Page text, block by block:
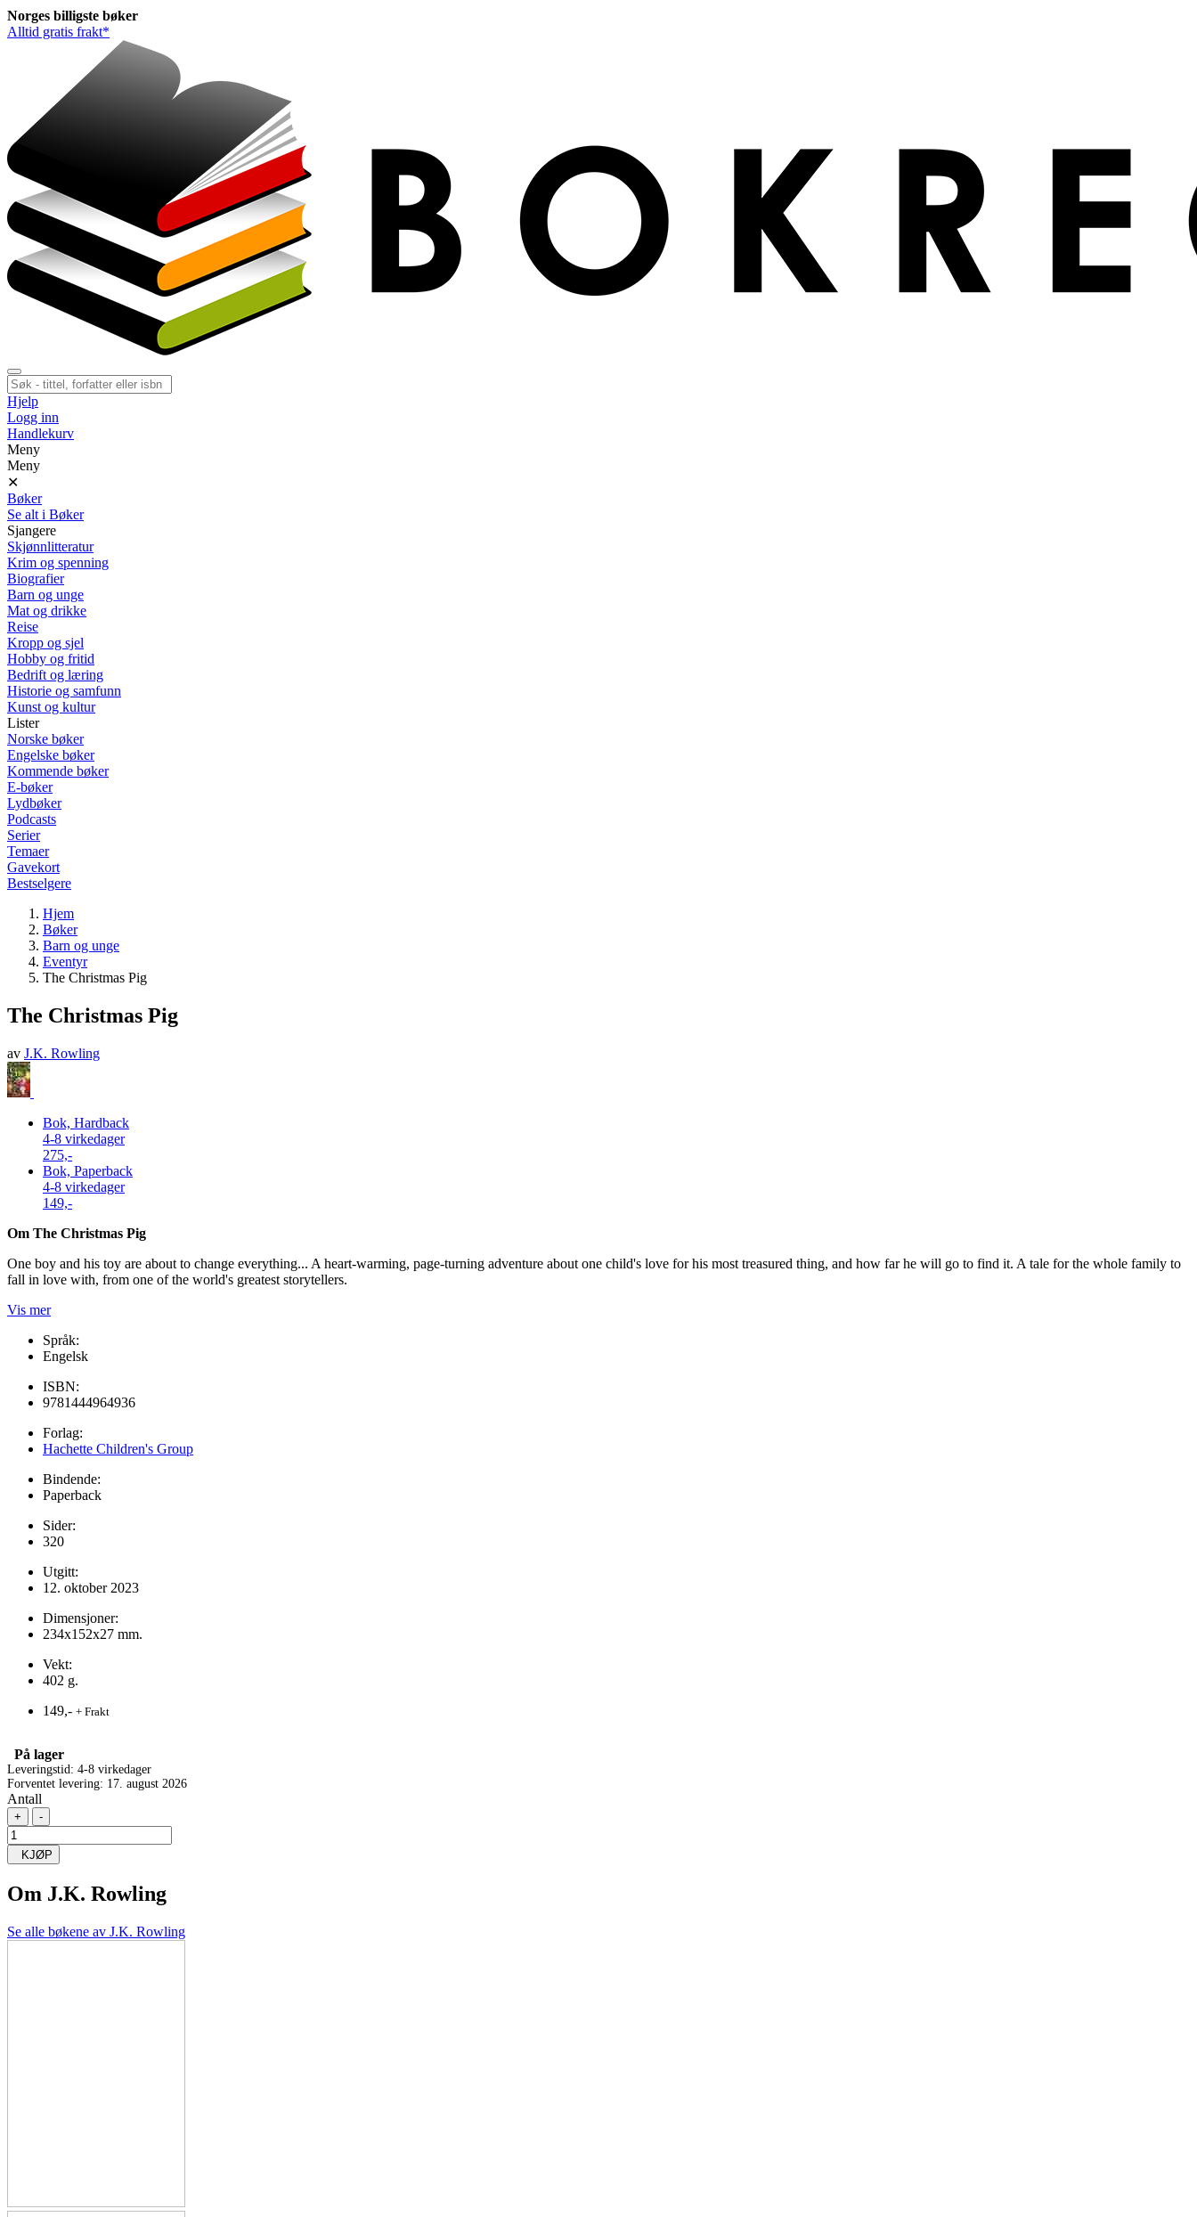
Norges billigste bøker
Alltid gratis frakt*
Hjelp
Logg inn
Handlekurv
Meny
Meny
✕
Bøker
Se alt i Bøker
Sjangere
Skjønnlitteratur
Krim og spenning
Biografier
Barn og unge
Mat og drikke
Reise
Kropp og sjel
Hobby og fritid
Bedrift og læring
Historie og samfunn
Kunst og kultur
Lister
Norske bøker
Engelske bøker
Kommende bøker
E-bøker
Lydbøker
Podcasts
Serier
Temaer
Gavekort
Bestselgere
Hjem
Bøker
Barn og unge
Eventyr
The Christmas Pig
The Christmas Pig
av J.K. Rowling
Bok, Hardback
4-8 virkedager
275,-
Bok, Paperback
4-8 virkedager
149,-
Om The Christmas Pig
One boy and his toy are about to change everything... A heart-warming, page-turning adventure about one child's love for his most treasured thing, and how far he will go to find it. A tale for the whole family to
fall in love with, from one of the world's greatest storytellers.
Vis mer
Språk:
Engelsk
ISBN:
9781444964936
Forlag:
Hachette Children's Group
Bindende:
Paperback
Sider:
320
Utgitt:
12. oktober 2023
Dimensjoner:
234x152x27 mm.
Vekt:
402 g.
149,- + Frakt
På lager
Leveringstid: 4-8 virkedager
Forventet levering: 17. august 2026
Antall
+ -
KJØP
Om J.K. Rowling
Se alle bøkene av J.K. Rowling